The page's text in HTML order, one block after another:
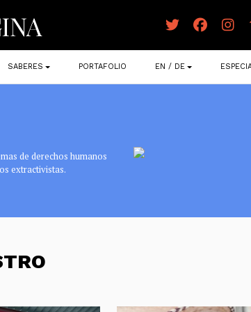
SABERES PORTAFOLIO EN / DE
de derechos humanos
extractivistas.